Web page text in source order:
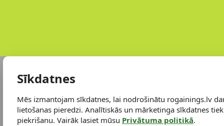
Sīkdatnes
Mēs izmantojam sīkdatnes, lai nodrošinātu rogainings.lv
lietošanas pieredzi. Analītiskās un mārketinga sīkdatnes
piekrišanu. Vairāk lasiet mūsu Privātuma politikā.